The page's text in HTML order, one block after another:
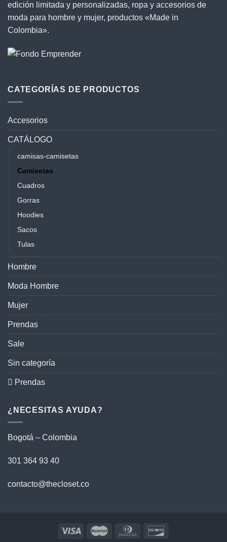
edición limitada y personalizadas, ropa y accesorios de
moda para hombre y mujer, productos «Made in
Colombia».
CATEGORÍAS DE PRODUCTOS
Accesorios
CATÁLOGO
camisas-camisetas
Camisetas
Cuadros
Gorras
Hoodies
Sacos
Tulas
Hombre
Moda Hombre
Mujer
Prendas
Sale
Sin categoría
 Prendas
¿NECESITAS AYUDA?
Bogotá – Colombia
301 364 93 40
contacto@thecloset.co